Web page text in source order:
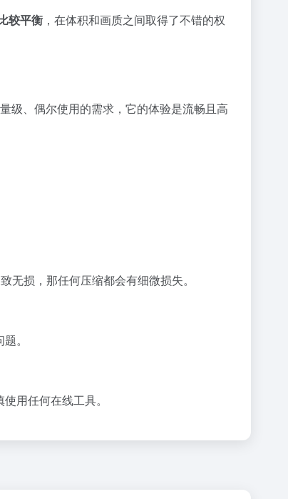
较平衡 ，在体积和画质之间取得了不错的权
级、偶尔使用的需求，它的体验是流畅且高
无损，那任何压缩都会有细微损失。
。
用任何在线工具。